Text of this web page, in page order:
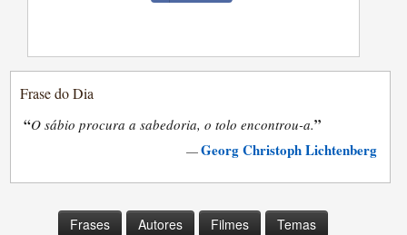
Frase do Dia
“O sábio procura a sabedoria, o tolo encontrou-a.”
—Georg Christoph Lichtenberg
Frases Autores Filmes Temas